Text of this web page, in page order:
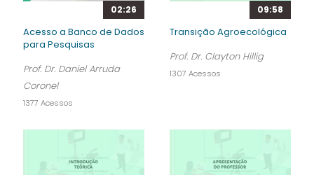
02:26
Acesso a Banco de Dados
para Pesquisas
Prof. Dr. Daniel Arruda
Coronel
1377 Acessos
09:58
Transição Agroecológica
Prof. Dr. Clayton Hillig
1307 Acessos